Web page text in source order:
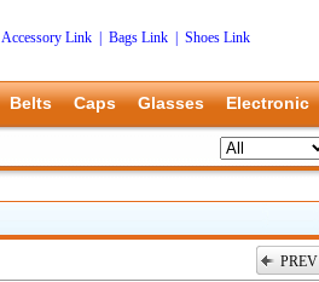
Accessory Link Bags Link
Shoes Link
Belts Caps Glasses Electronic
PREV